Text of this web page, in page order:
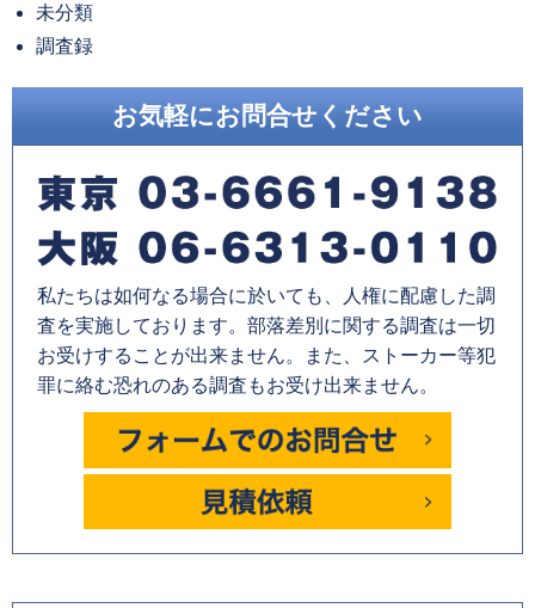
未分類
調査録
お気軽にお問合せください
私たちは如何なる場合に於いても、人権に配慮した調
査を実施しております。部落差別に関する調査は一切
お受けすることが出来ません。また、ストーカー等犯
罪に絡む恐れのある調査もお受け出来ません。